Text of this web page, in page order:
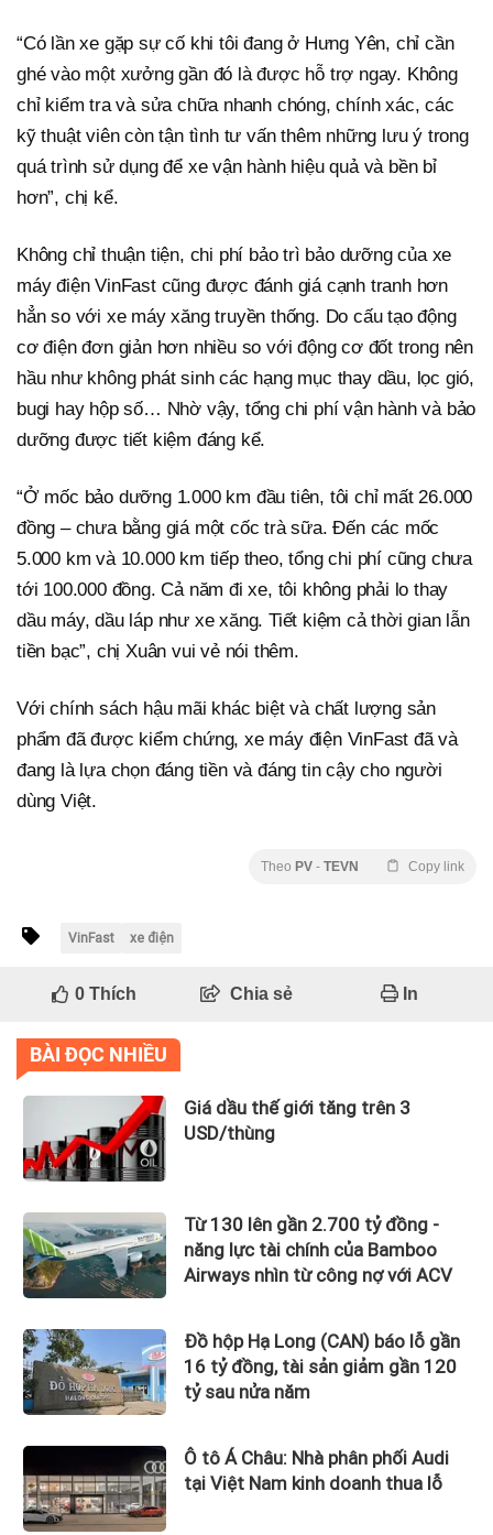
“Có lần xe gặp sự cố khi tôi đang ở Hưng Yên, chỉ cần
ghé vào một xưởng gần đó là được hỗ trợ ngay. Không
chỉ kiểm tra và sửa chữa nhanh chóng, chính xác, các
kỹ thuật viên còn tận tình tư vấn thêm những lưu ý trong
quá trình sử dụng để xe vận hành hiệu quả và bền bỉ
hơn”, chị kể.
Không chỉ thuận tiện, chi phí bảo trì bảo dưỡng của xe
máy điện VinFast cũng được đánh giá cạnh tranh hơn
hẳn so với xe máy xăng truyền thống. Do cấu tạo động
cơ điện đơn giản hơn nhiều so với động cơ đốt trong nên
hầu như không phát sinh các hạng mục thay dầu, lọc gió,
bugi hay hộp số… Nhờ vậy, tổng chi phí vận hành và bảo
dưỡng được tiết kiệm đáng kể.
“Ở mốc bảo dưỡng 1.000 km đầu tiên, tôi chỉ mất 26.000
đồng – chưa bằng giá một cốc trà sữa. Đến các mốc
5.000 km và 10.000 km tiếp theo, tổng chi phí cũng chưa
tới 100.000 đồng. Cả năm đi xe, tôi không phải lo thay
dầu máy, dầu láp như xe xăng. Tiết kiệm cả thời gian lẫn
tiền bạc”, chị Xuân vui vẻ nói thêm.
Với chính sách hậu mãi khác biệt và chất lượng sản
phẩm đã được kiểm chứng, xe máy điện VinFast đã và
đang là lựa chọn đáng tiền và đáng tin cậy cho người
dùng Việt.
Theo PV - TEVN Copy link
VinFast xe điện
0Thích Chia sẻ In
BÀI ĐỌC NHIỀU
Giá dầu thế giới tăng trên 3
USD/thùng
Từ 130 lên gần 2.700 tỷ đồng -
năng lực tài chính của Bamboo
Airways nhìn từ công nợ với ACV
Đồ hộp Hạ Long (CAN) báo lỗ gần
16 tỷ đồng, tài sản giảm gần 120
tỷ sau nửa năm
Ô tô Á Châu: Nhà phân phối Audi
tại Việt Nam kinh doanh thua lỗ